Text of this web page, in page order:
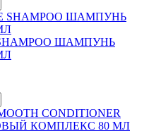
SHAMPOO ШАМПУНЬ